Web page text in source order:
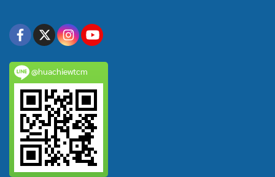
@huachiewtcm